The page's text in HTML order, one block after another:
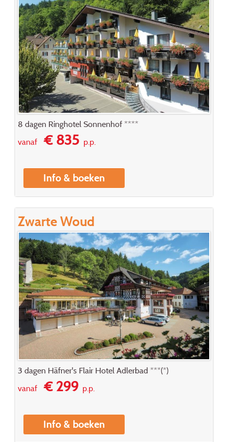
8 dagen Ringhotel Sonnenhof ****
vanaf€ 835p.p.
Info & boeken
Zwarte Woud
3 dagen Häfner's Flair Hotel Adlerbad ***(*)
vanaf€ 299p.p.
Info & boeken